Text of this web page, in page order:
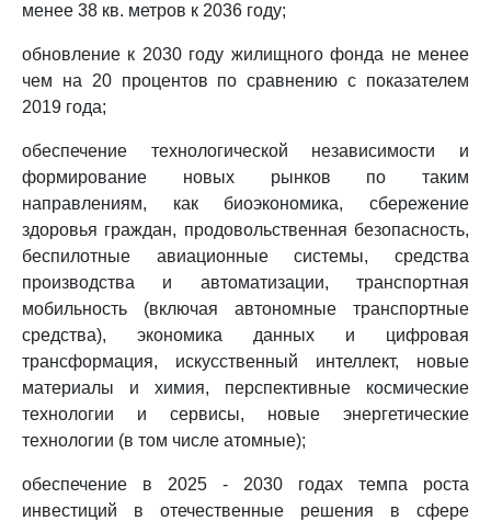
менее 38 кв. метров к 2036 году;
обновление к 2030 году жилищного фонда не менее
чем на 20 процентов по сравнению с показателем
2019 года;
обеспечение технологической независимости и
формирование новых рынков по таким
направлениям, как биоэкономика, сбережение
здоровья граждан, продовольственная безопасность,
беспилотные авиационные системы, средства
производства и автоматизации, транспортная
мобильность (включая автономные транспортные
средства), экономика данных и цифровая
трансформация, искусственный интеллект, новые
материалы и химия, перспективные космические
технологии и сервисы, новые энергетические
технологии (в том числе атомные);
обеспечение в 2025 - 2030 годах темпа роста
инвестиций в отечественные решения в сфере